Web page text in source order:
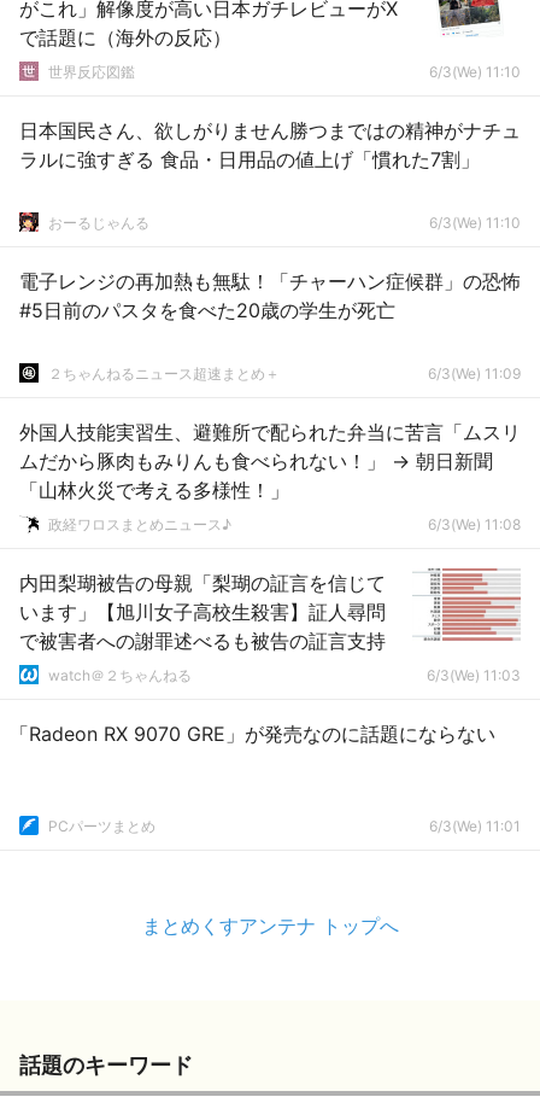
がこれ」解像度が高い日本ガチレビューがX
で話題に（海外の反応）
世界反応図鑑 6/3(We) 11:10
日本国民さん、欲しがりません勝つまではの精神がナチュ
ラルに強すぎる 食品・日用品の値上げ「慣れた7割」
おーるじゃんる 6/3(We) 11:10
電子レンジの再加熱も無駄！「チャーハン症候群」の恐怖
#5日前のパスタを食べた20歳の学生が死亡
２ちゃんねるニュース超速まとめ＋ 6/3(We) 11:09
外国人技能実習生、避難所で配られた弁当に苦言「ムスリ
ムだから豚肉もみりんも食べられない！」 → 朝日新聞
「山林火災で考える多様性！」
政経ワロスまとめニュース♪ 6/3(We) 11:08
内田梨瑚被告の母親「梨瑚の証言を信じて
います」【旭川女子高校生殺害】証人尋問
で被害者への謝罪述べるも被告の証言支持
watch＠２ちゃんねる 6/3(We) 11:03
「Radeon RX 9070 GRE」が発売なのに話題にならない
PCパーツまとめ 6/3(We) 11:01
まとめくすアンテナ トップへ
話題のキーワード